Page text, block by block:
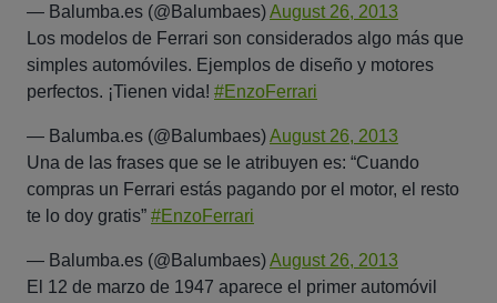
— Balumba.es (@Balumbaes)August 26, 2013
Los modelos de Ferrari son considerados algo más que
simples automóviles. Ejemplos de diseño y motores
perfectos. ¡Tienen vida! #EnzoFerrari
— Balumba.es (@Balumbaes)August 26, 2013
Una de las frases que se le atribuyen es: “Cuando
compras un Ferrari estás pagando por el motor, el resto
te lo doy gratis” #EnzoFerrari
— Balumba.es (@Balumbaes)August 26, 2013
El 12 de marzo de 1947 aparece el primer automóvil